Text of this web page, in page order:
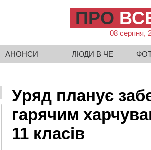
ПРО
08 серпня,
АНОНСИ ЛЮДИ В ЧЕ
Уряд планує
гарячим
11 класів